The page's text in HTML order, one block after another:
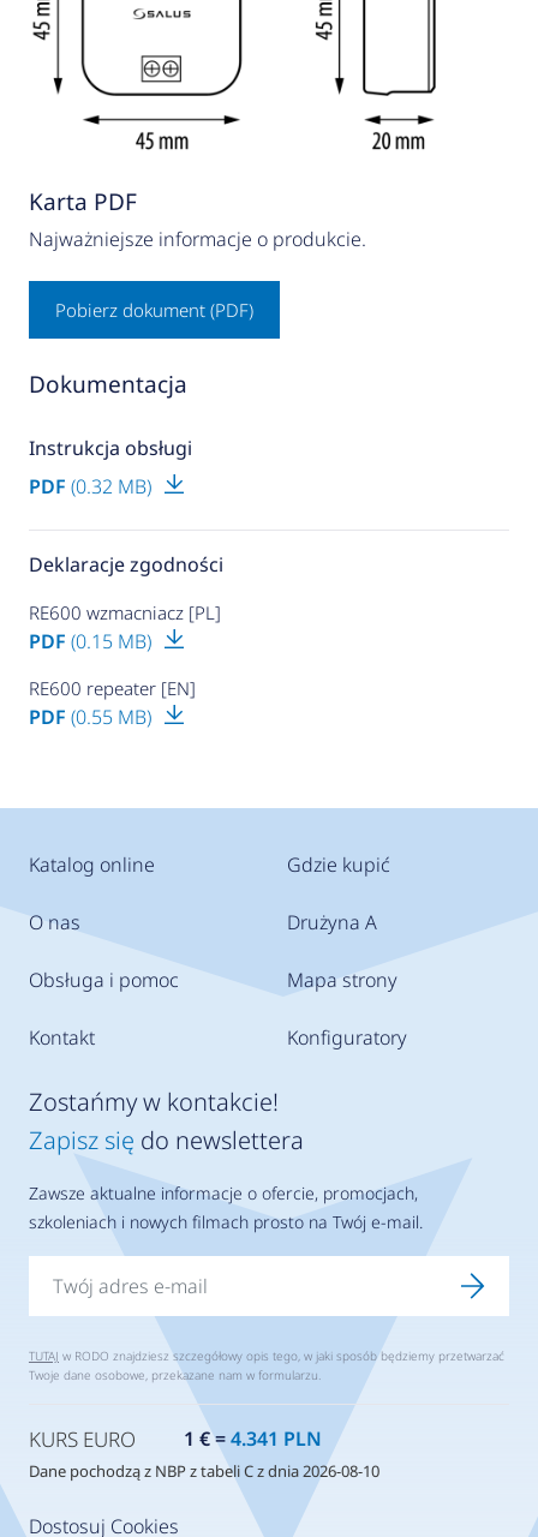
Karta PDF
Najważniejsze informacje o produkcie.
Pobierz dokument (PDF)
Dokumentacja
Instrukcja obsługi
PDF (0.32 MB)
Deklaracje zgodności
RE600 wzmacniacz [PL]
PDF (0.15 MB)
RE600 repeater [EN]
PDF (0.55 MB)
Katalog online
O nas
Obsługa i pomoc
Kontakt
Gdzie kupić
Drużyna A
Mapa strony
Konfiguratory
Dostosuj Cookies
Zostańmy w kontakcie!
Zapisz się do newslettera
Zawsze aktualne informacje o ofercie, promocjach,
szkoleniach i nowych filmach prosto na Twój e-mail.
TUTAJ w RODO znajdziesz szczegółowy opis tego, w jaki sposób będziemy przetwarzać
Twoje dane osobowe, przekazane nam w formularzu.
KURS EURO 1 € =4.341 PLN
Dane pochodzą z NBP z tabeli C z dnia 2026-08-10